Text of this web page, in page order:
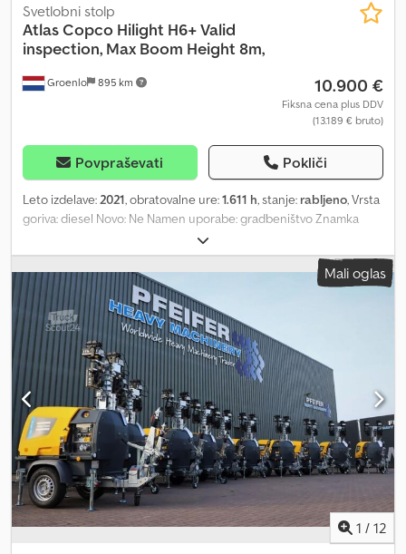
Groenlo 895 km
Svetlobni stolp
Atlas Copco Hilight H6+ Valid
inspection, Max Boom Height 8m,
10.900 €
Fiksna cena plus DDV
(13.189 € bruto)
Povpraševati Pokliči
Leto izdelave: 2021, obratovalne ure:1.611 h, stanje: rabljeno, Vrsta
goriva: diesel Novo: Ne Namen uporabe: gradbeništvo Znamka
motorja: Kubota Mere tovornega prostora: 209 x 129 x 250 cm
Serijska številka: ESF207374 Za več informacij se obrnite na
PFEIFER GROUP. Dkedpfoza R Tgex Ad Ijr
Mali oglas
1 / 12